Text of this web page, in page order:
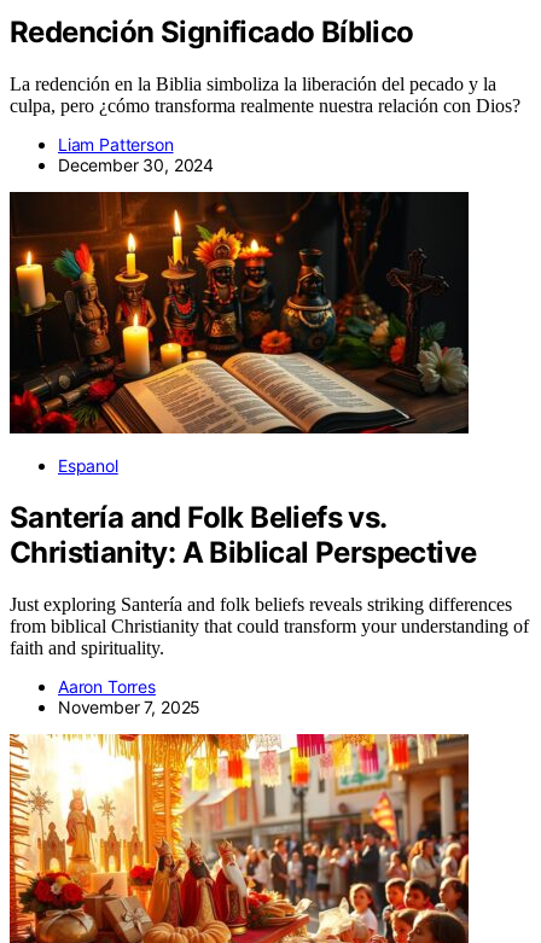
Redención Significado Bíblico
La redención en la Biblia simboliza la liberación del pecado y la
culpa, pero ¿cómo transforma realmente nuestra relación con Dios?
Liam Patterson
December 30, 2024
Espanol
Santería and Folk Beliefs vs.
Christianity: A Biblical Perspective
Just exploring Santería and folk beliefs reveals striking differences
from biblical Christianity that could transform your understanding of
faith and spirituality.
Aaron Torres
November 7, 2025